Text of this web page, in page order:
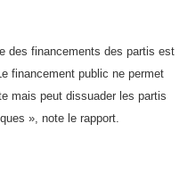
des financements des partis est
financement public ne permet
mais peut dissuader les partis
», note le rapport.